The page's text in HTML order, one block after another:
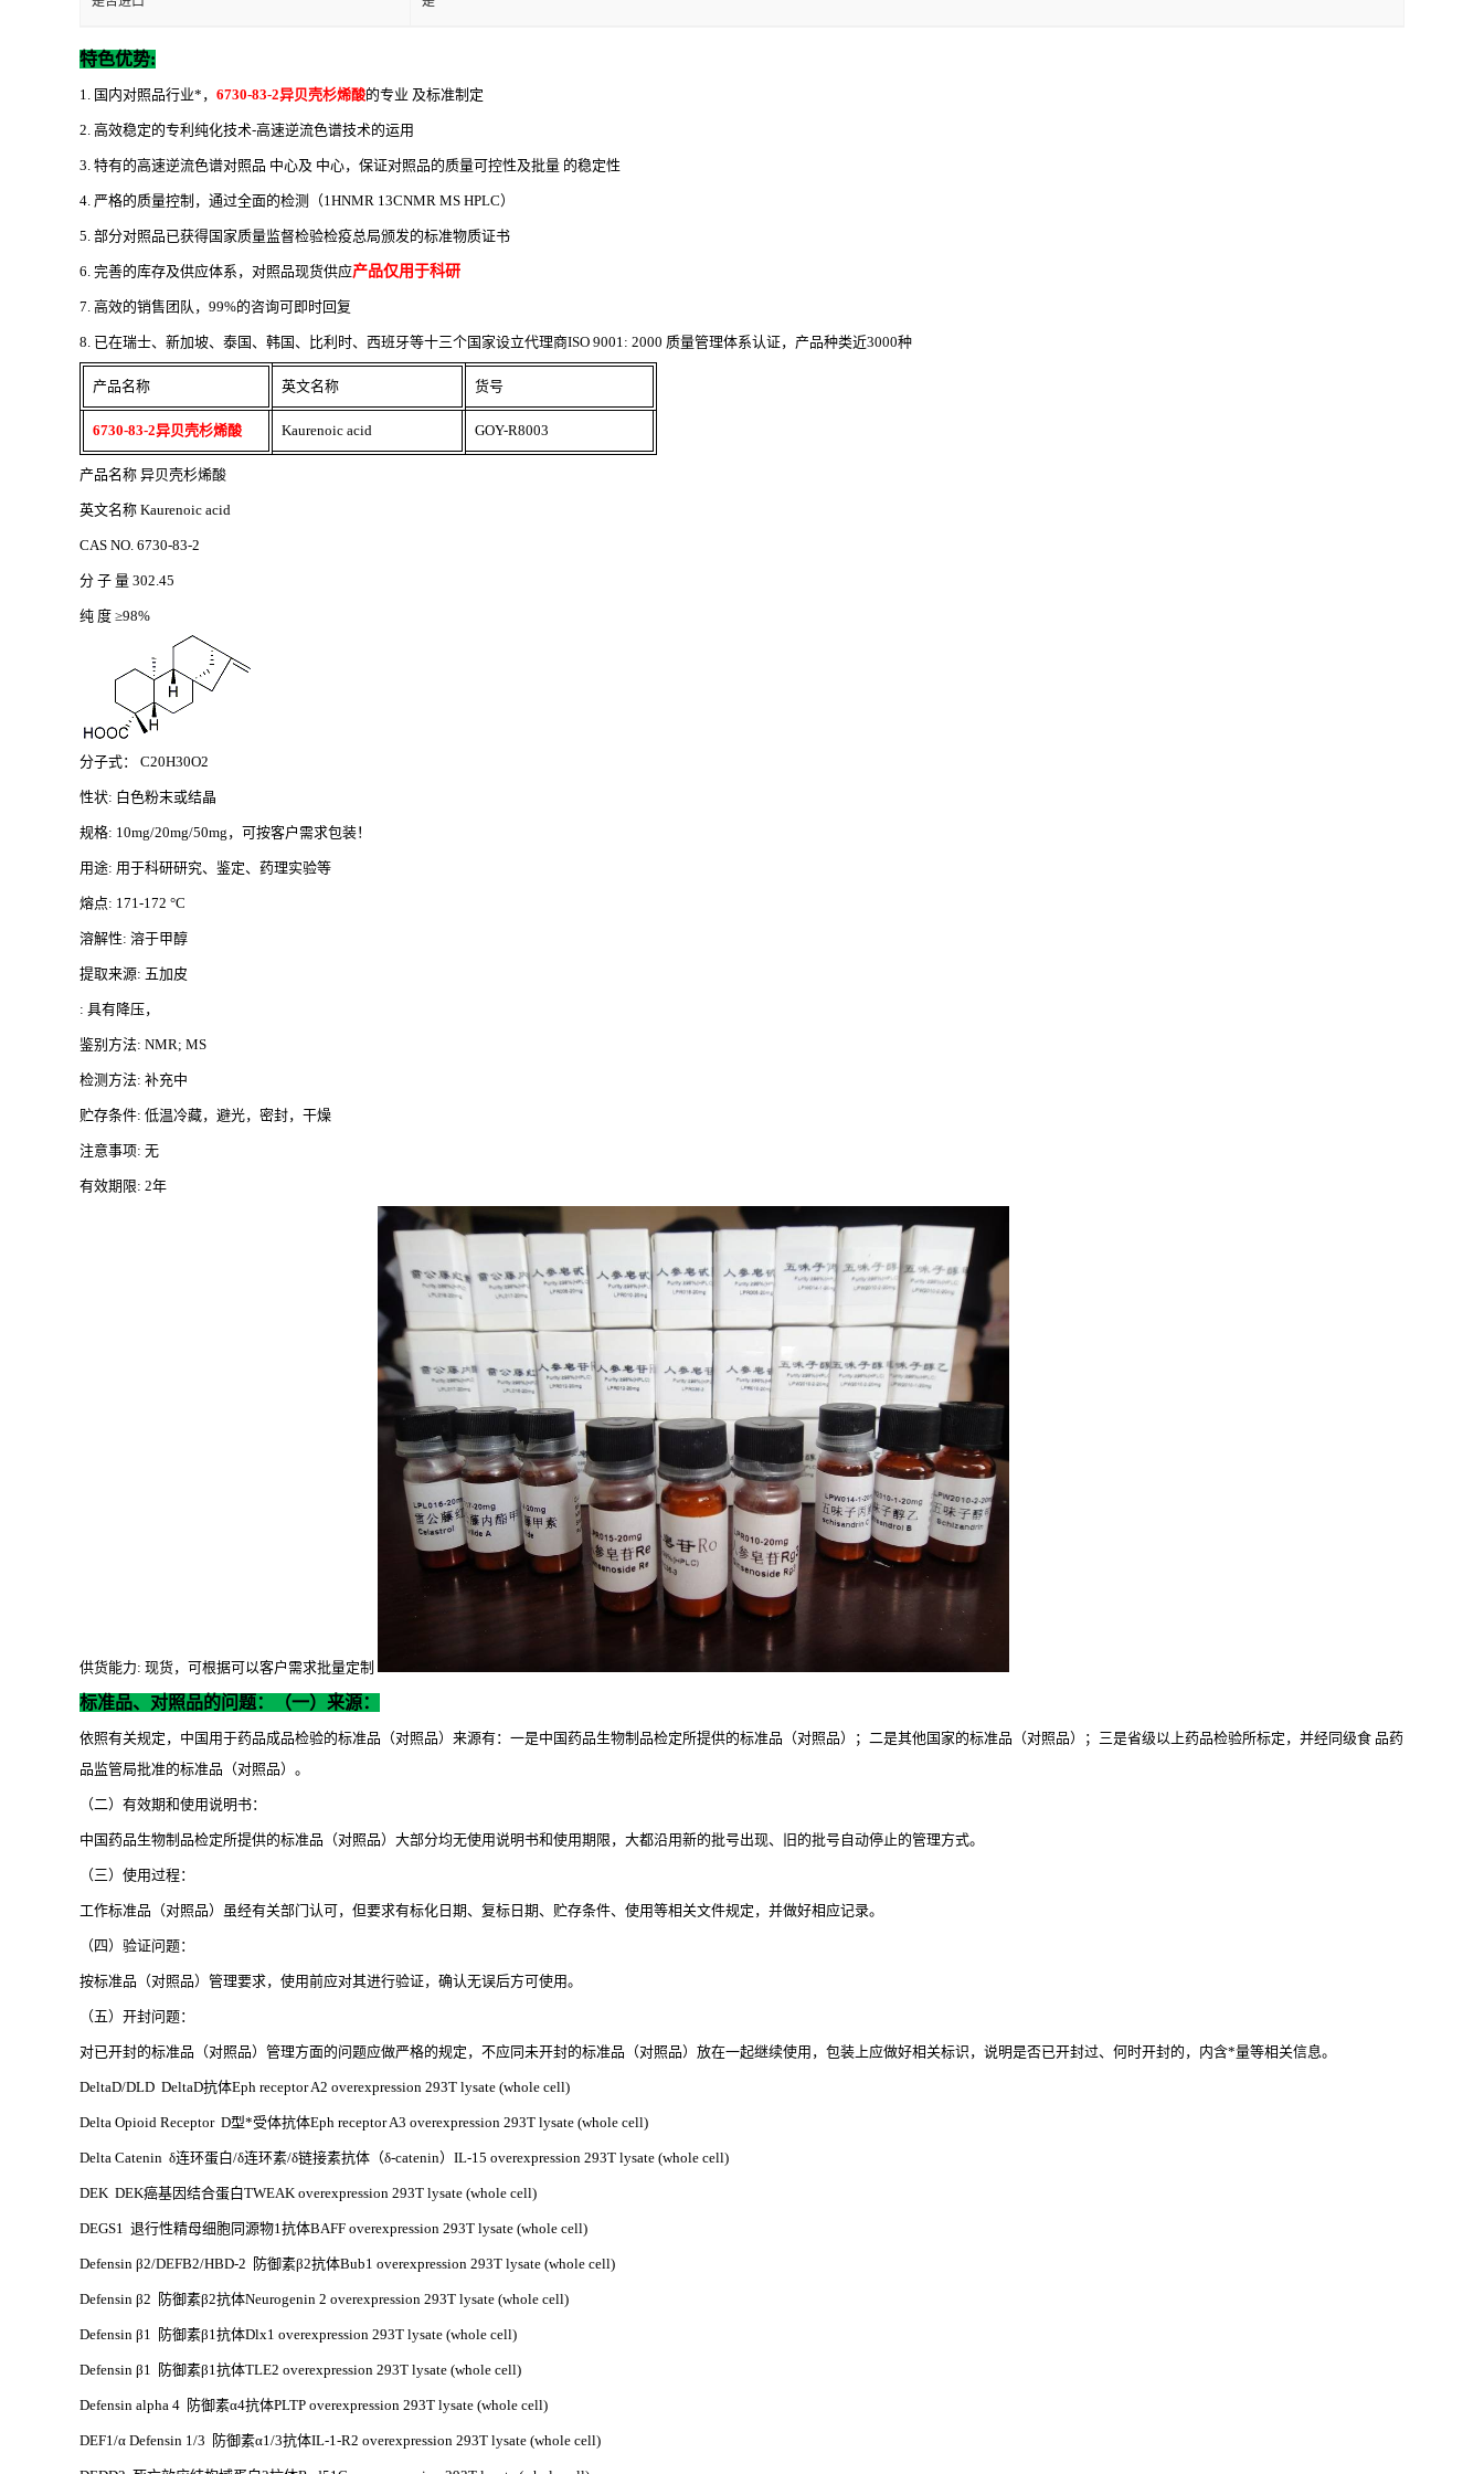
特色优势:
1. 国内对照品行业*， 6730-83-2异贝壳杉烯酸的专业 及标准制定
2. 高效稳定的专利纯化技术-高速逆流色谱技术的运用
3. 特有的高速逆流色谱对照品 中心及 中心，保证对照品的质量可控性及批量 的稳定性
4. 严格的质量控制，通过全面的检测（1HNMR 13CNMR MS HPLC）
5. 部分对照品已获得国家质量监督检验检疫总局颁发的标准物质证书
6. 完善的库存及供应体系，对照品现货供应产品仅用于科研
7. 高效的销售团队，99%的咨询可即时回复
8. 已在瑞士、新加坡、泰国、韩国、比利时、西班牙等十三个国家设立代理商ISO 9001: 2000 质量管理体系认证，产品种类近3000种
产品名称 英文名称 货号
6730-83-2异贝壳杉烯酸 Kaurenoic acid GOY-R8003
产品名称 异贝壳杉烯酸
英文名称 Kaurenoic acid
CAS NO. 6730-83-2
分 子 量 302.45
纯 度 ≥98%
分子式： C20H30O2
性状: 白色粉末或结晶
规格: 10mg/20mg/50mg，可按客户需求包装！
用途: 用于科研研究、鉴定、药理实验等
熔点: 171-172 °C
溶解性: 溶于甲醇
提取来源: 五加皮
: 具有降压，
鉴别方法: NMR; MS
检测方法: 补充中
贮存条件: 低温冷藏，避光，密封，干燥
注意事项: 无
有效期限: 2年
供货能力: 现货，可根据可以客户需求批量定制
标准品、对照品的问题：（一）来源：
依照有关规定，中国用于药品成品检验的标准品（对照品）来源有：一是中国药品生物制品检定所提供的标准品（对照品）；二是其他国家的标准品（对照品）；三是省级以上药品检验所标定，并经同级食 品药
品监管局批准的标准品（对照品）。
（二）有效期和使用说明书：
中国药品生物制品检定所提供的标准品（对照品）大部分均无使用说明书和使用期限，大都沿用新的批号出现、旧的批号自动停止的管理方式。
（三）使用过程：
工作标准品（对照品）虽经有关部门认可，但要求有标化日期、复标日期、贮存条件、使用等相关文件规定，并做好相应记录。
（四）验证问题：
按标准品（对照品）管理要求，使用前应对其进行验证，确认无误后方可使用。
（五）开封问题：
对已开封的标准品（对照品）管理方面的问题应做严格的规定，不应同未开封的标准品（对照品）放在一起继续使用，包装上应做好相关标识，说明是否已开封过、何时开封的，内含*量等相关信息。
DeltaD/DLD DeltaD抗体Eph receptor A2 overexpression 293T lysate (whole cell)
Delta Opioid Receptor D型*受体抗体Eph receptor A3 overexpression 293T lysate (whole cell)
Delta Catenin δ连环蛋白/δ连环素/δ链接素抗体（δ-catenin）IL-15 overexpression 293T lysate (whole cell)
DEK DEK癌基因结合蛋白TWEAK overexpression 293T lysate (whole cell)
DEGS1 退行性精母细胞同源物1抗体BAFF overexpression 293T lysate (whole cell)
Defensin β2/DEFB2/HBD-2 防御素β2抗体Bub1 overexpression 293T lysate (whole cell)
Defensin β2 防御素β2抗体Neurogenin 2 overexpression 293T lysate (whole cell)
Defensin β1 防御素β1抗体Dlx1 overexpression 293T lysate (whole cell)
Defensin β1 防御素β1抗体TLE2 overexpression 293T lysate (whole cell)
Defensin alpha 4 防御素α4抗体PLTP overexpression 293T lysate (whole cell)
DEF1/α Defensin 1/3 防御素α1/3抗体IL-1-R2 overexpression 293T lysate (whole cell)